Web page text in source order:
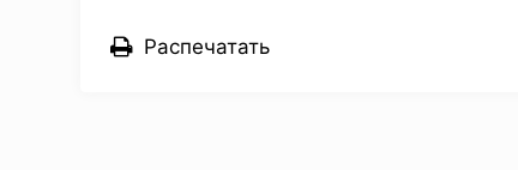
Распечатать